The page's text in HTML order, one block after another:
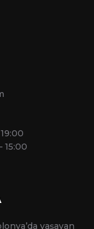
15:00
yaşayan